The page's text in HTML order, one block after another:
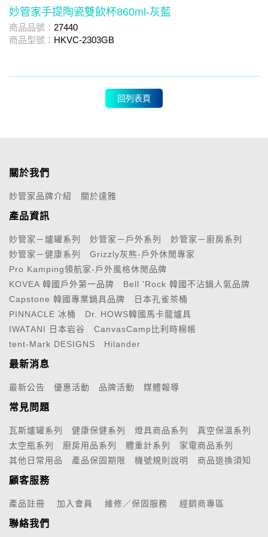
妙管家手提陶瓷雙飲杯860ml-灰藍
商品品號： 27440
商品型號： HKVC-2303GB
回列表頁
關於我們
妙管家品牌介紹 關於達雅
產品資訊
妙管家－爐罐系列 妙管家－戶外系列
妙管家－廚房系列
妙管家－健康系列
Grizzly灰熊-戶外休閒專家
Pro Kamping領航家-戶外風格休閒品牌
KOVEA 韓國戶外第一品牌
Bell 'Rock 韓國不沾鍋人氣品牌
Capstone 韓國專業鍋具品牌
日本孔雀茶桶
PINNACLE 冰桶
Dr. HOWS韓國馬卡龍爐具
IWATANI 日本岩谷
CanvasCamp比利時棉帳
tent-Mark DESIGNS
Hilander
最新消息
最新公告 優惠活動 品牌活動 媒體報導
常見問題
瓦斯爐罐系列 健康保健系列 燈具商品系列
真空保溫系列
太空瓶系列
廚房用品系列 體重計系列
家電商品系列
其他日常用品
產品保固期限 機號規則說明 商品退換須知
顧客服務
產品註冊 加入會員 維修／保固服務 經銷商專區
聯絡我們